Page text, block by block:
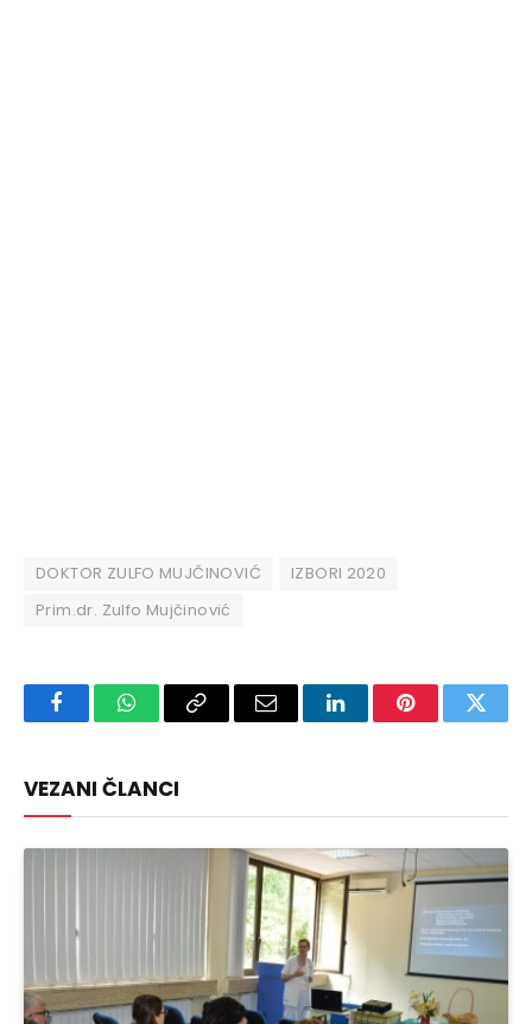
DOKTOR ZULFO MUJČINOVIĆ
IZBORI 2020
Prim.dr. Zulfo Mujčinović
FacebookWhatsAppCopy
Email LinkedInPinterest
VEZANI ČLANCI